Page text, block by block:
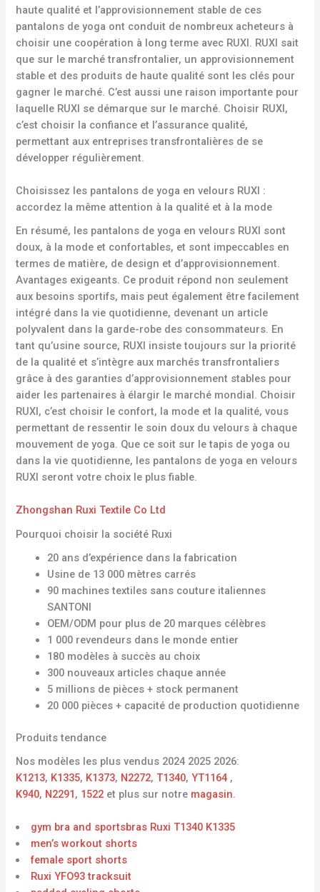
haute qualité et l’approvisionnement stable de ces
pantalons de yoga ont conduit de nombreux acheteurs à
choisir une coopération à long terme avec RUXI. RUXI sait
que sur le marché transfrontalier, un approvisionnement
stable et des produits de haute qualité sont les clés pour
gagner le marché. C’est aussi une raison importante pour
laquelle RUXI se démarque sur le marché. Choisir RUXI,
c’est choisir la confiance et l’assurance qualité,
permettant aux entreprises transfrontalières de se
développer régulièrement.
Choisissez les pantalons de yoga en velours RUXI :
accordez la même attention à la qualité et à la mode
En résumé, les pantalons de yoga en velours RUXI sont
doux, à la mode et confortables, et sont impeccables en
termes de matière, de design et d’approvisionnement.
Avantages exigeants. Ce produit répond non seulement
aux besoins sportifs, mais peut également être facilement
intégré dans la vie quotidienne, devenant un article
polyvalent dans la garde-robe des consommateurs. En
tant qu’usine source, RUXI insiste toujours sur la priorité
de la qualité et s’intègre aux marchés transfrontaliers
grâce à des garanties d’approvisionnement stables pour
aider les partenaires à élargir le marché mondial. Choisir
RUXI, c’est choisir le confort, la mode et la qualité, vous
permettant de ressentir le soin doux du velours à chaque
mouvement de yoga. Que ce soit sur le tapis de yoga ou
dans la vie quotidienne, les pantalons de yoga en velours
RUXI seront votre choix le plus fiable.
Zhongshan Ruxi Textile Co Ltd
Pourquoi choisir la société Ruxi
20 ans d’expérience dans la fabrication
Usine de 13 000 mètres carrés
90 machines textiles sans couture italiennes
SANTONI
OEM/ODM pour plus de 20 marques célèbres
1 000 revendeurs dans le monde entier
180 modèles à succès au choix
300 nouveaux articles chaque année
5 millions de pièces + stock permanent
20 000 pièces + capacité de production quotidienne
Produits tendance
Nos modèles les plus vendus 2024 2025 2026:
K1213, K1335, K1373, N2272,T1340,YT1164 ,
K940, N2291, 1522 et plus sur notre magasin.
gym bra and sportsbras Ruxi T1340 K1335
men’s workout shorts
female sport shorts
Ruxi YFO93 tracksuit